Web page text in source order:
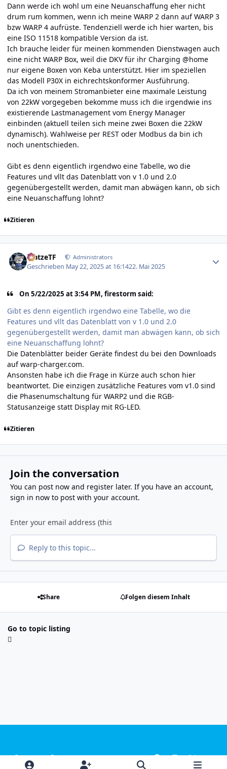
Dann werde ich wohl um eine Neuanschaffung eher nicht
drum rum kommen, wenn ich meine WARP 2 dann auf WARP 3
bzw WARP 4 aufrüste. Tendenziell werde ich hier warten, bis
eine ISO 11518 kompatible Version da ist.
Ich brauche leider für meinen kommenden Dienstwagen auch
eine nicht WARP Box, weil die DKV für ihr Charging @home
nur eigene Boxen von Keba unterstützt. Hier im speziellen
das Modell P30X in eichrechtskonformer Ausführung.
Da ich von meinem Stromanbieter eine maximale Leistung
von 22kW vorgegeben bekomme muss ich die irgendwie ins
existierende Lastmanagement vom Energy Manager
einbinden (aktuell teilen sich meine zwei Boxen die 22kW
dynamisch). Wahlweise per REST oder Modbus da bin ich
noch unentschieden.
Gibt es denn eigentlich irgendwo eine Tabelle, wo die
Features und vllt das Datenblatt von v 1.0 und 2.0
gegenübergestellt werden, damit man abwägen kann, ob sich
eine Neuanschaffung lohnt?
Zitieren
MatzeTF Administrators
Geschrieben May 22, 2025 at 16:1422. Mai 2025
On 5/22/2025 at 3:54 PM, firestorm said:
Gibt es denn eigentlich irgendwo eine Tabelle, wo die
Features und vllt das Datenblatt von v 1.0 und 2.0
gegenübergestellt werden, damit man abwägen kann, ob sich
eine Neuanschaffung lohnt?
Die Datenblätter beider Geräte findest du bei den Downloads
auf warp-charger.com.
Ansonsten habe ich die Frage in Kürze auch schon hier
beantwortet. Die einzigen zusätzliche Features vom v1.0 sind
die Phasenumschaltung für WARP2 und die RGB-
Statusanzeige statt Display mit RG-LED.
Zitieren
Join the conversation
You can post now and register later. If you have an account,
sign in nowto post with your account.
Reply to this topic...
Share Folgen diesem Inhalt
Go to topic listing
Light ModeDark ModeSystem Preference
f
i
x
y